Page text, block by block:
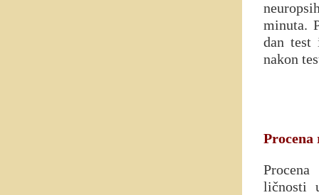
minuta.
dan test
nakon
Procena